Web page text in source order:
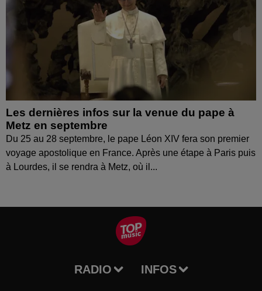
Les dernières infos sur la venue du pape à
Metz en septembre
Du 25 au 28 septembre, le pape Léon XIV fera son premier
voyage apostolique en France. Après une étape à Paris puis
à Lourdes, il se rendra à Metz, où il...
RADIO INFOS